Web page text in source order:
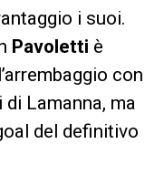
i suoi.
Pavoletti è
con
Lamanna, ma
del definitivo